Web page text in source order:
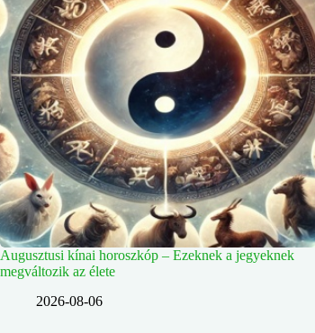
Augusztusi kínai horoszkóp – Ezeknek a jegyeknek
megváltozik az élete
2026-08-06